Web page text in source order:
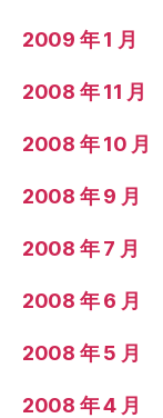
2009 年 1 月
2008 年 11 月
2008 年 10 月
2008 年 9 月
2008 年 7 月
2008 年 6 月
2008 年 5 月
2008 年 4 月